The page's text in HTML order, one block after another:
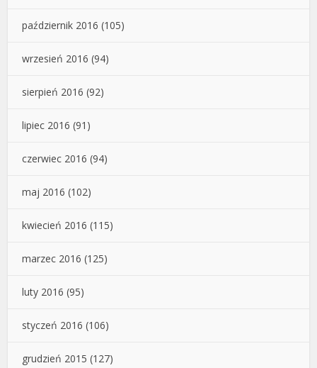
październik 2016 (105)
wrzesień 2016 (94)
sierpień 2016 (92)
lipiec 2016 (91)
czerwiec 2016 (94)
maj 2016 (102)
kwiecień 2016 (115)
marzec 2016 (125)
luty 2016 (95)
styczeń 2016 (106)
grudzień 2015 (127)